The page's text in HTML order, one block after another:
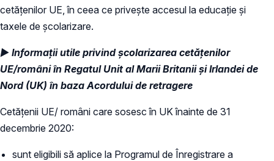
cetățenilor UE, în ceea ce privește accesul la educație și
taxele de școlarizare.​
► Informații utile privind școlarizarea cetățenilor
UE/români în Regatul Unit al Marii Britanii și Irlandei de
Nord (UK) în baza Acordului de retragere
Cetățenii UE/ români care sosesc în UK înainte de 31
decembrie 2020:
sunt eligibili să aplice la Programul de Înregistrare a